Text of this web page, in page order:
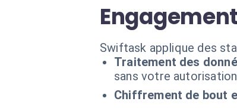
Swiftask applique des
Traitement des
sans votre
Chiffrement de bout